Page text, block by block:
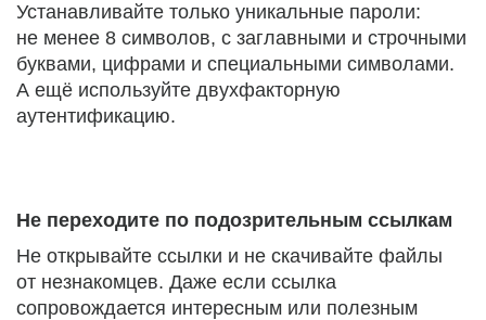
Устанавливайте только уникальные пароли:
не менее 8 символов, с заглавными и строчными
буквами, цифрами и специальными символами.
А ещё используйте двухфакторную
аутентификацию.
Не переходите по подозрительным ссылкам
Не открывайте ссылки и не скачивайте файлы
от незнакомцев. Даже если ссылка
сопровождается интересным или полезным